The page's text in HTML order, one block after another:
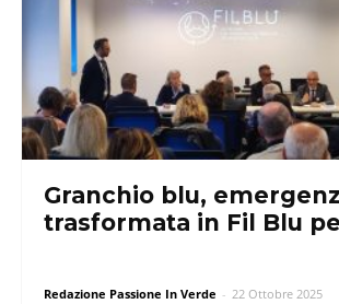
Granchio blu,
trasformata in Fil Blu
Redazione Passione In Verde - 22 Ottobre 2025